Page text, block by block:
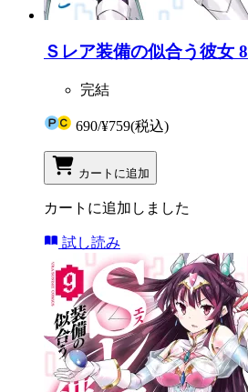
Ｓレア装備の似合う彼女 8
完結
690/¥759(税込)
カートに追加
カートに追加しました
試し読み